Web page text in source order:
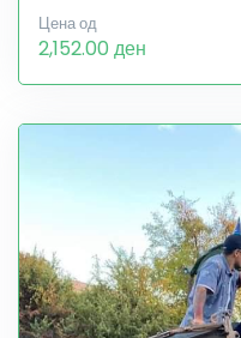
Цена од
2,152.00 ден